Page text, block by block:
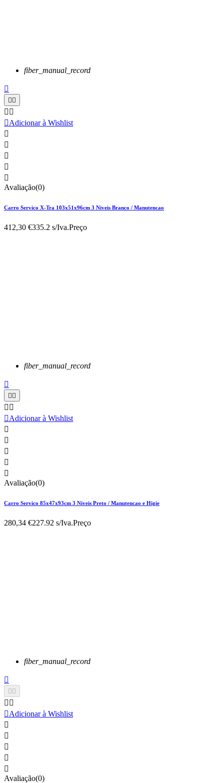
fiber_manual_record

 
 
Adicionar à Wishlist





Avaliação(0)
Carro Servico X-Tra 103x51x96cm 3 Niveis Branco / Manutencao
412,30 €335.2 s/Iva.Preço
fiber_manual_record

 
 
Adicionar à Wishlist





Avaliação(0)
Carro Servico 85x47x93cm 3 Niveis Preto / Manutencao e Higie
280,34 €227.92 s/Iva.Preço
fiber_manual_record

 
 
Adicionar à Wishlist





Avaliação(0)